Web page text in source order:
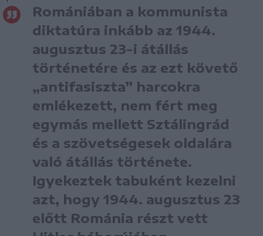
Romániában a kommunista
diktatúra inkább az 1944.
augusztus 23-i átállás
történetére és az ezt követő
„antifasiszta” harcokra
emlékezett, nem fért meg
egymás mellett Sztálingrád
és a szövetségesek oldalára
való átállás története.
Igyekeztek tabuként kezelni
azt, hogy 1944. augusztus 23
előtt Románia részt vett